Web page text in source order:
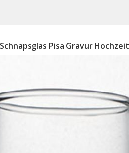
Schnapsglas Pisa Gravur Hochzeit